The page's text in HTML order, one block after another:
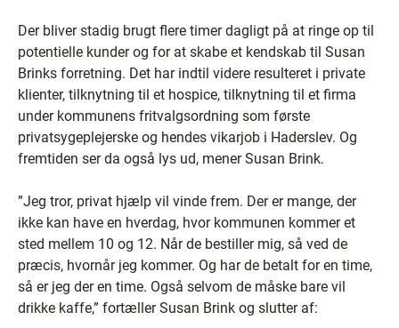
Der bliver stadig brugt flere timer dagligt på at ringe op til
potentielle kunder og for at skabe et kendskab til Susan
Brinks forretning. Det har indtil videre resulteret i private
klienter, tilknytning til et hospice, tilknytning til et firma
under kommunens fritvalgsordning som første
privatsygeplejerske og hendes vikarjob i Haderslev. Og
fremtiden ser da også lys ud, mener Susan Brink.
”Jeg tror, privat hjælp vil vinde frem. Der er mange, der
ikke kan have en hverdag, hvor kommunen kommer et
sted mellem 10 og 12. Når de bestiller mig, så ved de
præcis, hvornår jeg kommer. Og har de betalt for en time,
så er jeg der en time. Også selvom de måske bare vil
drikke kaffe,” fortæller Susan Brink og slutter af: